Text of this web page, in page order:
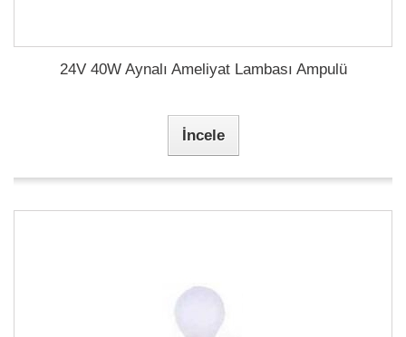
24V 40W Aynalı Ameliyat Lambası Ampulü
İncele